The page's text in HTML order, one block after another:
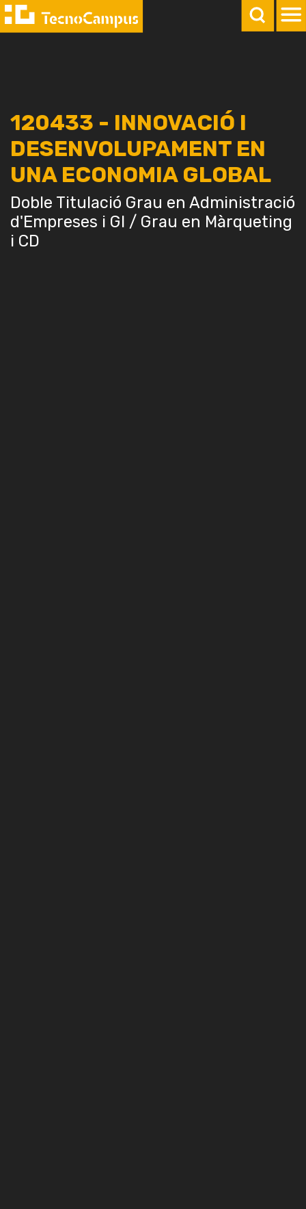
120433 - INNOVACIÓ I
DESENVOLUPAMENT EN
UNA ECONOMIA GLOBAL
Doble Titulació Grau en Administració
d'Empreses i GI / Grau en Màrqueting
i CD